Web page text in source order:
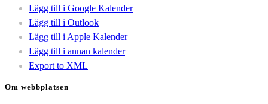
Lägg till i Google Kalender
Lägg till i Outlook
Lägg till i Apple Kalender
Lägg till i annan kalender
Export to XML
Om webbplatsen